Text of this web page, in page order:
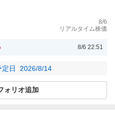
8/6
リアルタイム株価
8/6 22:51
日 2026/8/14
ォリオ追加